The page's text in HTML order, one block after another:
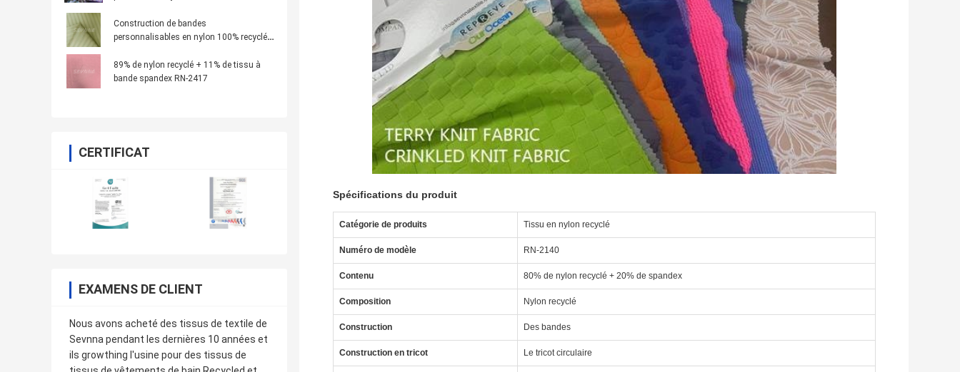
Construction de bandes
personnalisables en nylon 100% recyclé
89% de nylon recyclé + 11% de tissu à
bande spandex RN-2417
CERTIFICAT
EXAMENS DE CLIENT
Nous avons acheté des tissus de textile de
Sevnna pendant les dernières 10 années et
ils growthing l'usine pour des tissus de
Spécifications du produit
Catégorie de produits Tissu en nylon recyclé
Numéro de modèle RN-2140
Contenu 80% de nylon recyclé + 20% de spandex
Composition Nylon recyclé
Construction Des bandes
Construction en tricot Le tricot circulaire